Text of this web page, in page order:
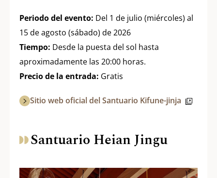
Periodo del evento: Del 1 de julio (miércoles) al
15 de agosto (sábado) de 2026
Tiempo: Desde la puesta del sol hasta
aproximadamente las 20:00 horas.
Precio de la entrada: Gratis
Sitio web oficial del Santuario Kifune-jinja
Santuario Heian Jingu